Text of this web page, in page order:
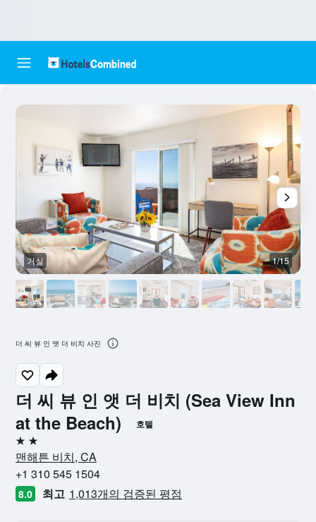
더 씨 뷰 인 앳 더 비치 (Sea View Inn
at the Beach)
호텔
2성급
맨해튼 비치, CA
+1 310 545 1504
8.0 최고 1,013개의 검증된 평점
거실 1/15
더 씨 뷰 인 앳 더 비치 사진